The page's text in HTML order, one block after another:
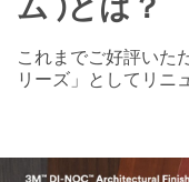
ム )とは？​
これまでご好評いた
リーズ」としてリニ